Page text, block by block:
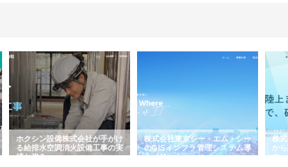
ホクシン設備株式会社が手がけ
る給排水空調消火設備工事の実
績と強み
株式会社東京シー・エム・シー
のGISインフラ管理システム導
入メリット
株
か
由